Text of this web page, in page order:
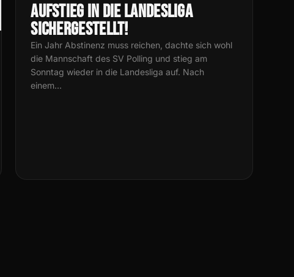
Aufstieg in die Landesliga
sichergestellt!
Ein Jahr Abstinenz muss reichen, dachte sich wohl
die Mannschaft des SV Polling und stieg am
Sonntag wieder in die Landesliga auf. Nach
einem…